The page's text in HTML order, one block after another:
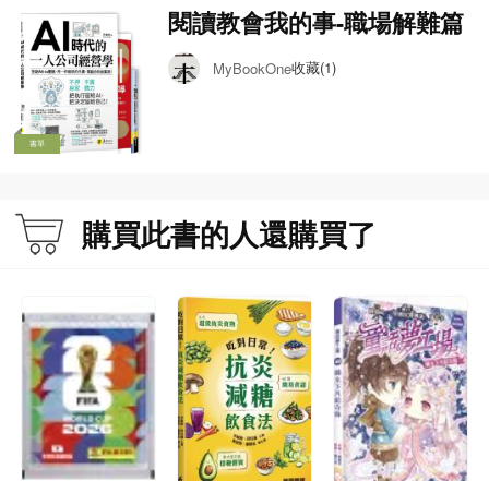
書單
閱讀教會我的事-職場解難篇
MyBookOne收藏(1)
購買此書的人還購買了